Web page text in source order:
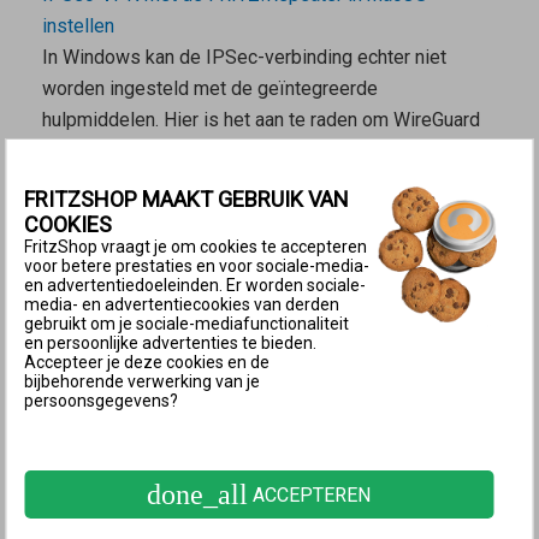
instellen
In Windows kan de IPSec-verbinding echter niet
worden ingesteld met de geïntegreerde
hulpmiddelen. Hier is het aan te raden om WireGuard
Twee FRITZ!-thuisnetwerken per VPN
verbinden
Naast toegang vanaf afzonderlijke apparaten kun je
ook twee verschillende FRITZ!Repeater-
thuisnetwerken op verschillende locaties per IPSec
met elkaar koppelen, zodat de apparaten in elk
thuisnetwerk toegang hebben tot alle apparaten in het
andere thuisnetwerk:
FRITZ!Repeater met bedrijfs-VPN verbinden
FRITZSHOP MAAKT GEBRUIK VAN
COOKIES
FritzShop vraagt je om cookies te accepteren
voor betere prestaties en voor sociale-media-
en advertentiedoeleinden. Er worden sociale-
media- en advertentiecookies van derden
gebruikt om je sociale-mediafunctionaliteit
en persoonlijke advertenties te bieden.
Accepteer je deze cookies en de
bijbehorende verwerking van je
persoonsgegevens?
done_all ACCEPTEREN